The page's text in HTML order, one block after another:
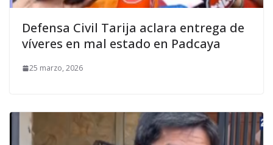
Defensa Civil Tarija aclara entrega de
víveres en mal estado en Padcaya
25 marzo, 2026